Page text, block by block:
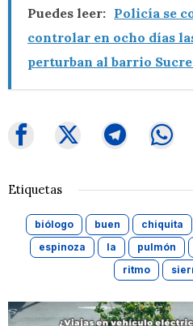
Puedes leer: Policía se
controlar en ocho días
perturban al barrio Sucre
Etiquetas
biólogo buen chiquita
espinoza
la pulmón
ritmo